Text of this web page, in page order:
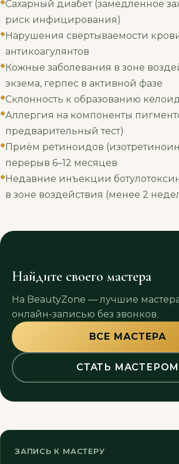
Сахарный диабет (замедленное
риск инфицирования)
Нарушения свёртываемости
антикоагулянтов
Кожные заболевания в зоне
экзема, герпес в активной фазе
Склонность к образованию
Аллергия на компоненты
предварительный тест)
Приём ретиноидов
перерыв 6–12 месяцев
Недавние инъекции
в зоне воздействия (менее 2
Найдите своего мастера
На BeautyZone — лучшие
онлайн-записью без звонков.
ВСЕ МАСТЕРА
СТАТЬ МАСТЕРОМ
ЗАПИСЬ К МАСТЕРУ